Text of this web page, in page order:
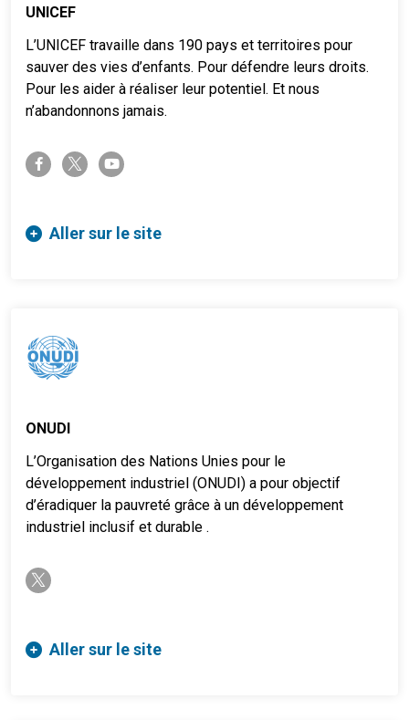
UNICEF
L’UNICEF travaille dans 190 pays et territoires pour
sauver des vies d’enfants. Pour défendre leurs droits.
Pour les aider à réaliser leur potentiel. Et nous
n’abandonnons jamais.
facebook-ftwitter-xyoutube
Aller sur le site
ONUDI
L’Organisation des Nations Unies pour le
développement industriel (ONUDI) a pour objectif
d’éradiquer la pauvreté grâce à un développement
industriel inclusif et durable .
twitter-x
Aller sur le site